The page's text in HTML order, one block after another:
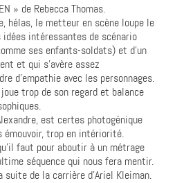
» de Rebecca Thomas.
hélas, le metteur en scène loupe le
idées intéressantes de scénario
ses enfants-soldats) et d’un
et qui s’avère assez
d’empathie avec les personnages.
trop de son regard et balance
est certes photogénique
émouvoir, trop en intériorité.
faut pour aboutir à un métrage
séquence qui nous fera mentir.
suite de la carrière d’Ariel Kleiman.